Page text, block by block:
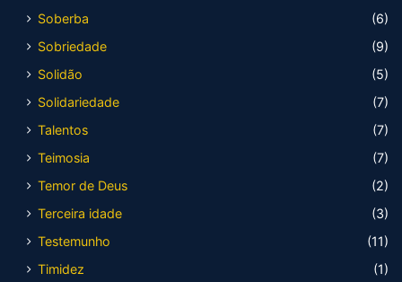
Soberba
(6)
Sobriedade
(9)
Solidão
(5)
Solidariedade
(7)
Talentos
(7)
Teimosia
(7)
Temor de Deus
(2)
Terceira idade
(3)
Testemunho
(11)
Timidez
(1)